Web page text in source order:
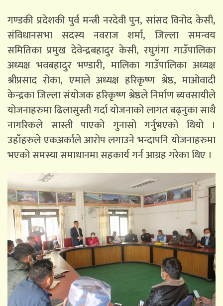
गण्डकी प्रदेशकी पुर्व मन्त्री नरदेवी पुन, सांसद विनोद केसी,
संविधानसभा सदस्य नवराज शर्मा, जिल्ला समन्वय
समितिका प्रमुख देवेन्द्रबहादुर केसी, रघुगंगा गाउँपालिका
अध्यक्ष भवबहादुर भण्डारी, मालिका गाउँपालिका अध्यक्ष
श्रीप्रसाद रोका, एमाले अध्यक्ष हरिकृष्ण श्रेष्ठ, माओवादी
केन्द्रका जिल्ला संयोजक हरिकृष्ण श्रेष्ठले निर्माण ब्यवसायीले
योजनाहरुमा ढिलासुस्ती गर्दा योजनाको लागत बढ्नुका साथै
नागरिकले सास्ती पाएको गुनासो गर्नुभएको थियो ।
उहाँहरुले एकअर्काले आरोप लगाउने भन्दापनि योजनाहरुमा
भएको समस्या समाधानमा सहकार्य गर्न आग्रह गरेका थिए ।